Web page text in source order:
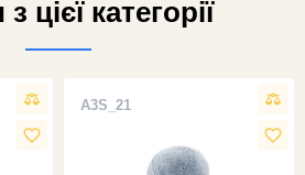
цієї категорії
favorite_border
A3S_21
favorite_border